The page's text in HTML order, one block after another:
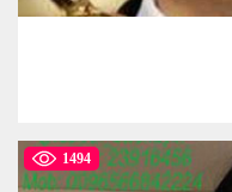
1494